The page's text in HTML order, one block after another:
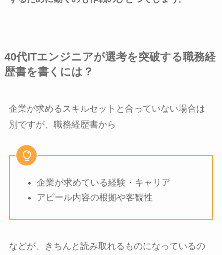
40代ITエンジニアが選考を突破する職務経
歴書を書くには？
企業が求めるスキルセットと合っていない場合は
別ですが、職務経歴書から
企業が求めている経験・キャリア
アピール内容の根拠や客観性
などが、きちんと読み取れるものになっているの